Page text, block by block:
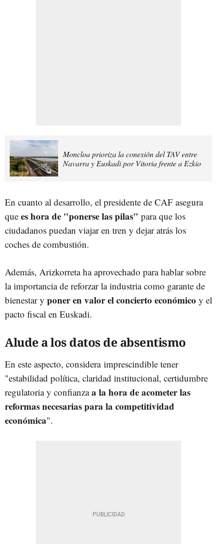
Moncloa prioriza la conexión del TAV entre
Navarra y Euskadi por Vitoria frente a Ezkio
En cuanto al desarrollo, el presidente de CAF asegura
que es hora de "ponerse las pilas" para que los
ciudadanos puedan viajar en tren y dejar atrás los
coches de combustión.
Además, Arizkorreta ha aprovechado para hablar sobre
la importancia de reforzar la industria como garante de
bienestar y poner en valor el concierto económico y el
pacto fiscal en Euskadi.
Alude a los datos de absentismo
En este aspecto, considera imprescindible tener
"estabilidad política, claridad institucional, certidumbre
regulatoria y confianzaa la hora de acometer las
reformas necesarias para la competitividad
económica".